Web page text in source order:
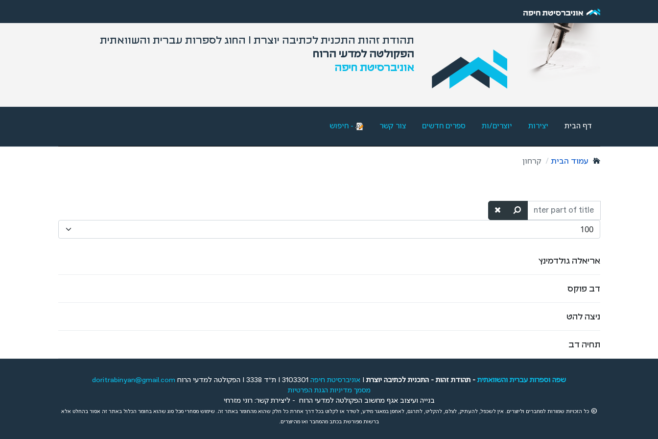
תהודת זהות התכנית לכתיבה יוצרת I החוג לספרות עברית והשוואתית
הפקולטה למדעי הרוח
אוניברסיטת חיפה
דף הבית יצירות יוצרים/ות ספרים חדשים צור קשר - חיפוש
עמוד הבית קרחון
Enter
part
of
title
הצגת #
אריאלה גולדמינץ
דב פוקס
ניצה להט
תחיה דב
שפה וספרות עברית והשוואתית - תהודת זהות - התכנית לכתיבה יוצרתI אוניברסיטת חיפה
doritrabinyan@gmail.com
מסמך מדיניות הגנת הפרטיות
בנייה ועיצוב אגף מחשוב הפקולטה למדעי הרוח - ליצירת קשר: רוני מזרחי
©כל הזכויות שמורות למחברים וליוצרים. אין לשכפל, להעתיק, לצלם, להקליט, לתרגם, לאחסן במאגר מידע, לשדר או לקלוט בכל דרך אחרת כל חלק שהוא מהחומר באתר זה. שימוש מסחרי מכל סוג שהוא בחומר הכלול באתר זה אסור בהחלט אלא
ברשות מפורשת בכתב מהמחבר ואו מהיוצרים.